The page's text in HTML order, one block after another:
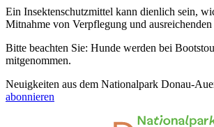
Ein Insektenschutzmittel kann dienlich sein,
Mitnahme von Verpflegung und ausreichenden
Bitte beachten Sie: Hunde werden bei
mitgenommen.
Neuigkeiten aus dem Nationalpark Donau-
abonnieren